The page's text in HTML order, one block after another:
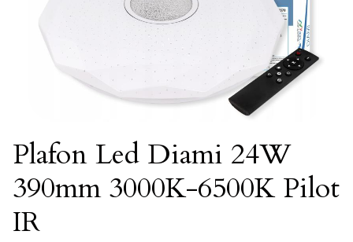
Plafon Led Diami 24W
390mm 3000K-6500K Pilot
IR